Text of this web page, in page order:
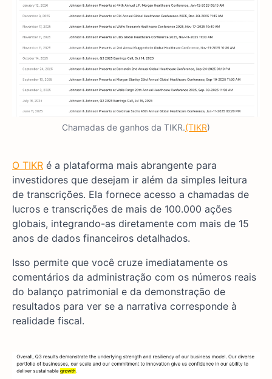
Chamadas de ganhos da TIKR.(TIKR)
O TIKR é a plataforma mais abrangente para
investidores que desejam ir além da simples leitura
de transcrições. Ela fornece acesso a chamadas de
lucros e transcrições de mais de 100.000 ações
globais, integrando-as diretamente com mais de 15
anos de dados financeiros detalhados.
Isso permite que você cruze imediatamente os
comentários da administração com os números reais
do balanço patrimonial e da demonstração de
resultados para ver se a narrativa corresponde à
realidade fiscal.